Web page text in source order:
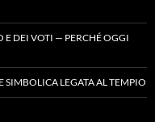
E DEI VOTI — PERCHÉ OGGI
SIMBOLICA LEGATA AL TEMPIO